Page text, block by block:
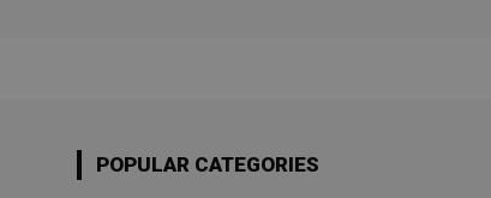
POPULAR CATEGORIES